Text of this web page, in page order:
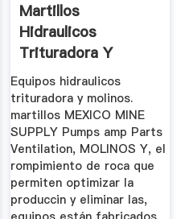
Martillos
Hidraulicos
Trituradora Y
Molinos
Equipos hidraulicos
trituradora y molinos.
martillos MEXICO MINE
SUPPLY Pumps amp Parts
Ventilation, MOLINOS Y, el
rompimiento de roca que
permiten optimizar la
produccin y eliminar las,